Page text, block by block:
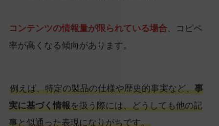
コンテンツの情報量が限られている場合、コピペ
率が高くなる傾向があります。
例えば、特定の製品の仕様や歴史的事実など、事
実に基づく情報を扱う際には、どうしても他の記
事と似通った表現になりがちです。